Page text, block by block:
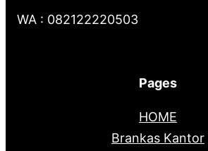
WA : 082122220503
Pages
HOME
Brankas Kantor